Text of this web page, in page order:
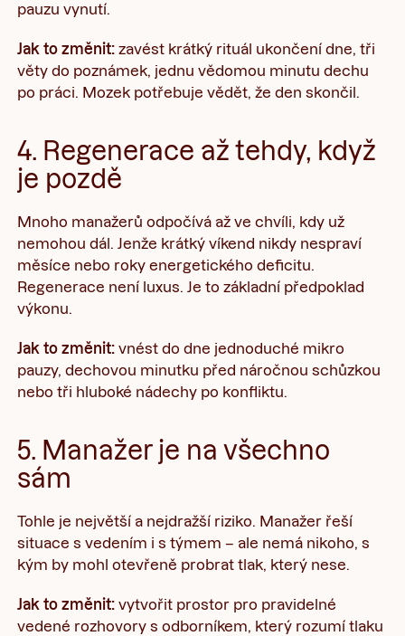
pauzu vynutí.
Jak to změnit:zavést krátký rituál ukončení dne, tři
věty do poznámek, jednu vědomou minutu dechu
po práci. Mozek potřebuje vědět, že den skončil.
4. Regenerace až tehdy, když
je pozdě
Mnoho manažerů odpočívá až ve chvíli, kdy už
nemohou dál. Jenže krátký víkend nikdy nespraví
měsíce nebo roky energetického deficitu.
Regenerace není luxus. Je to základní předpoklad
výkonu.
Jak to změnit:vnést do dne jednoduché mikro
pauzy, dechovou minutku před náročnou schůzkou
nebo tři hluboké nádechy po konfliktu.
5. Manažer je na všechno
sám
Tohle je největší a nejdražší riziko. Manažer řeší
situace s vedením i s týmem – ale nemá nikoho, s
kým by mohl otevřeně probrat tlak, který nese.
Jak to změnit:vytvořit prostor pro pravidelné
vedené rozhovory s odborníkem, který rozumí tlaku